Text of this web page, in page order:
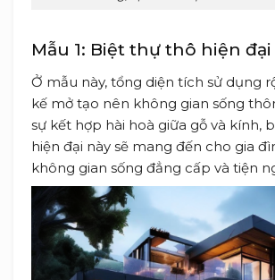
Mẫu 1: Biệt thự thô hiện đại
Ở mẫu này, tổng diện tích sử dụng
kế mở tạo nên không gian sống
sự kết hợp hài hoà giữa gỗ và kính,
hiện đại này sẽ mang đến cho gia
không gian sống đẳng cấp và tiện